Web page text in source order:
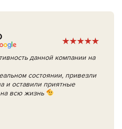
данной компании на
состоянии, привезли
и оставили приятные
всю жизнь